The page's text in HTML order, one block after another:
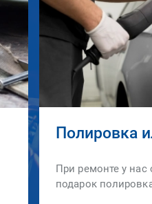
Полировка
При ремонте у нас
подарок